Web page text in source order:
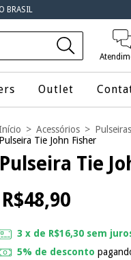
BRASIL
Outlet
> Acessórios > Pulseiras
Pulseira Tie John Fisher
Pulseira Tie
R$48,90
3 x de R$16,30 sem
5% de desconto